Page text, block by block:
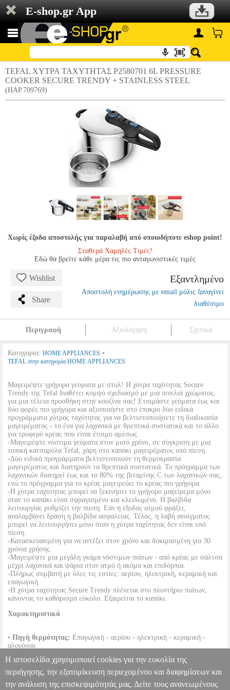
E-shop.gr App
TEFAL ΧΥΤΡΑ ΤΑΧΥΤΗΤΑΣ P2580701 6L PRESSURE
COOKER SECURE TRENDY + STAINLESS STEEL
(HAP.709769)
Χωρίς έξοδα αποστολής για παραλαβή από οποιοδήποτε eshop point!
Σταθερά Χαμηλές Τιμές!
Εδώ θα βρείτε κάθε μέρα τις πιο ανταγωνιστικές τιμές
Wishlist
Share
Εξαντλημένο
Αποστολή ενημέρωσης με email μόλις ξαναγίνει
διαθέσιμο
Περιγραφή Αξιολόγηση Σχετικά
Κατηγορία: HOME APPLIANCES •
TEFAL στην κατηγορία HOME APPLIANCES
Μαγειρέψτε γρήγορα γεύματα με στυλ! Η χύτρα ταχύτητας Secure
Trendy της Tefal διαθέτει κομψό σχεδιασμό με μια πινελιά χρώματος,
για μια τέλεια προσθήκη στην κουζίνα σας! Ετοιμάστε γεύματα έως και
δύο φορές πιο γρήγορα και αξιοποιήστε στο έπακρο δύο ειδικά
προγράμματα χύτρας ταχύτητας για να βελτιστοποιήσετε τη διαδικασία
μαγειρέματος - το ένα για λαχανικά με θρεπτικά συστατικά και το άλλο
για τρυφερό κρέας που είναι έτοιμο αμέσως.
-Μαγειρέψτε νόστιμα γεύματα στον μισό χρόνο, σε σύγκριση με μια
τυπική κατσαρόλα Tefal, χάρη στο καπάκι μαγειρέματος υπό πίεση.
-Δύο ειδικά προγράμματα βελτιστοποιούν τη θερμοκρασία
μαγειρέματος και διατηρούν τα θρεπτικά συστατικά. Το πρόγραμμα των
λαχανικών διατηρεί έως και το 80% της βιταμίνης C των λαχανικών σας,
ενώ το πρόγραμμα για το κρέας μαγειρεύει το κρέας πιο γρήγορα.
-Η χύτρα ταχύτητας μπορεί να ξεκινήσει το γρήγορο μαγείρεμα μόνο
όταν το καπάκι είναι σφραγισμένο και κλειδωμένο. Η βαλβίδα
λειτουργίας ρυθμίζει την πίεση. Εάν η έξοδος ατμού φράξει,
αναλαμβάνει δράση η βαλβίδα ασφαλείας. Τέλος, η λαβή ανοίγματος
μπορεί να λειτουργήσει μόνο όταν η χύτρα ταχύτητας δεν είναι υπό
πίεση.
-Κατασκευασμένη για να αντέξει στον χρόνο και δοκιμασμένη για 30
χρόνια χρήσης.
-Μαγειρέψτε μια μεγάλη γκάμα νόστιμων πιάτων - από κρέας με σάλτσα
μέχρι λαχανικά και ψάρια στον ατμό ή ακόμα και επιδόρπια.
-Πλήρως συμβατή με όλες τις εστίες: αερίου, ηλεκτρική, κεραμική και
επαγωγική.
-Η χύτρα ταχύτητας Secure Trendy πλένεται στο πλυντήριο πιάτων,
κάνοντας το καθάρισμα εύκολο. Εξαιρείται το καπάκι.
Χαρακτηριστικά
• Πηγή θερμότητας: Επαγωγική - αερίου - ηλεκτρική - κεραμική -
αλογόνου.
• Χωρητικότητα:6 L.
•Εγγύηση: 2 χρόνια.
TEFAL ΧΥΤΡΑ ΤΑΧΥΤΗΤΑΣ P2580701 6L PRESSURE
Η ιστοσελίδα χρησιμοποιεί cookies για την ευκολία της
περιήγησης, την εξατομίκευση περιεχομένου και διαφημίσεων και
την ανάλυση της επισκεψιμότητάς μας. Δείτε τους ανανεωμένους